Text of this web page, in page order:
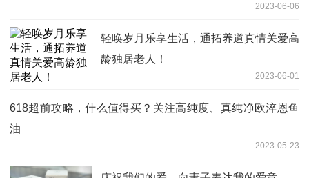
2023-06-06
轻唤岁月乐享生活，通拓养道真情关爱高
龄独居老人！
2023-06-01
618超前攻略，什么值得买？关注高纯度、真纯净欧淬恩鱼
油
2023-05-23